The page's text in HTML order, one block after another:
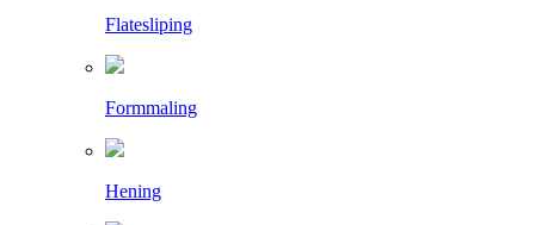
Flatesliping
Formmaling
Hening